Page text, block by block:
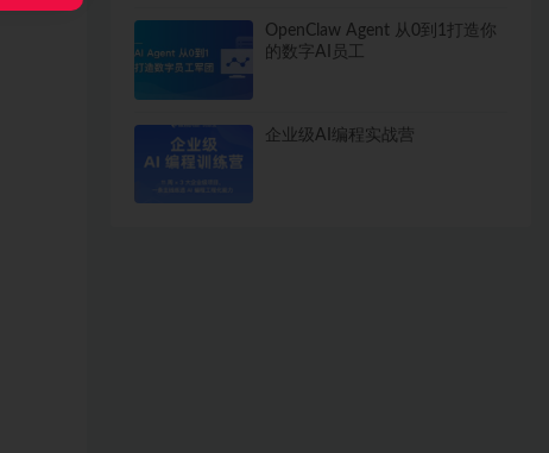
OpenClaw Agent 从0到1打造你
的数字AI员工
企业级AI编程实战营